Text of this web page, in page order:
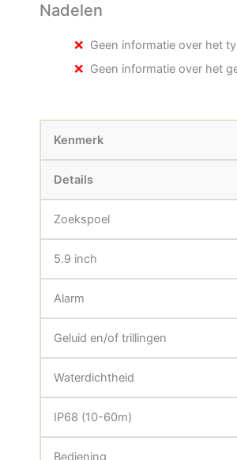
Nadelen
Geen informatie over het
Geen informatie over het
Kenmerk
Details
Zoekspoel
5.9 inch
Alarm
Geluid en/of trillingen
Waterdichtheid
IP68 (10-60m)
Bediening